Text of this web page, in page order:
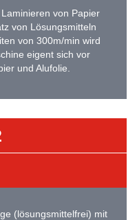
von Papier
von Lösungsmitteln
von 300m/min wird
eigent sich vor
und Alufolie.
(lösungsmittelfrei) mit